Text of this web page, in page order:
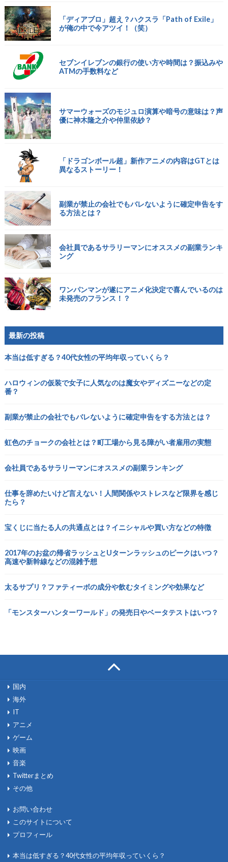
「ディアブロ」超え？ハクスラ「Path of Exile」
が俺の中で今アツイ！（笑）
セブンイレブンの銀行の使い方や時間は？振込みや
ATMの手数料など
サマーウォーズのモジュロ演算や暗号の意味は？声
優に神木隆之介や仲里依紗？
「ドラゴンボール超」新作アニメの内容はGTとは
異なるストーリー！
副業が禁止の会社でもバレないように確定申告をす
る方法とは？
会社員であるサラリーマンにオススメの副業ランキ
ング
ワンパンマンが遂にアニメ化決定で喜んでいるのは
未発売のフランス！？
最新の投稿
本当は低すぎる？40代女性の平均年収っていくら？
ハロウィンの仮装で女子に人気なのは魔女やディズニーなどの定
番？
副業が禁止の会社でもバレないように確定申告をする方法とは？
虹色のチョークの会社とは？町工場から見る障がい者雇用の実態
会社員であるサラリーマンにオススメの副業ランキング
仕事を辞めたいけど言えない！人間関係やストレスなど限界を感じ
たら？
宝くじに当たる人の共通点とは？イニシャルや買い方などの特徴
2017年のお盆の帰省ラッシュとUターンラッシュのピークはいつ？
高速や新幹線などの混雑予想
太るサプリ？ファティーボの成分や飲むタイミングや効果など
「モンスターハンターワールド」の発売日やベータテストはいつ？
国内
海外
IT
アニメ
ゲーム
映画
音楽
Twitterまとめ
その他
お問い合わせ
このサイトについて
プロフィール
本当は低すぎる？40代女性の平均年収っていくら？